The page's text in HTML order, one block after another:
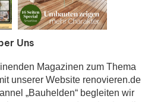
Uns
Magazinen zum Thema
unserer Website renovieren.de
„Bauhelden“ begleiten wir